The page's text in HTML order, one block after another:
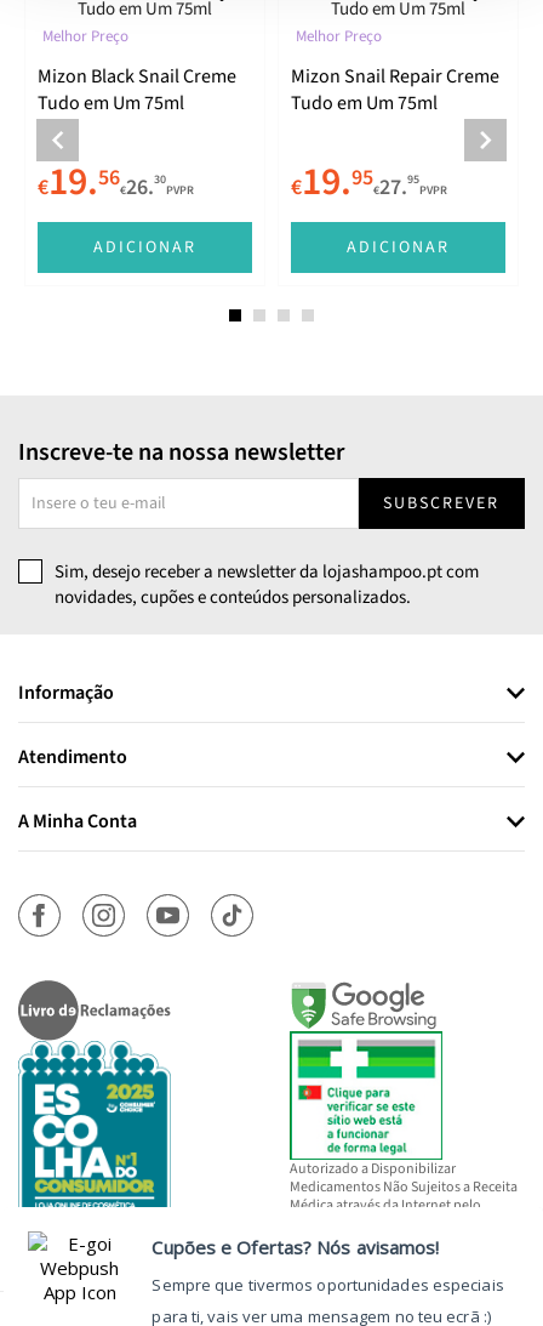
Melhor Preço
Mizon Black Snail Creme
Tudo em Um 75ml
€19.56€26.30
PVPR
ADICIONAR
Melhor Preço
Mizon Snail Repair Creme
Tudo em Um 75ml
€19.95€27.95
PVPR
ADICIONAR
Inscreve-te na nossa newsletter
SUBSCREVER
Sim, desejo receber a newsletter da lojashampoo.pt com
novidades, cupões e conteúdos personalizados.
Informação
Atendimento
A Minha Conta
Autorizado a Disponibilizar
Medicamentos Não Sujeitos a Receita
Médica através da Internet pelo